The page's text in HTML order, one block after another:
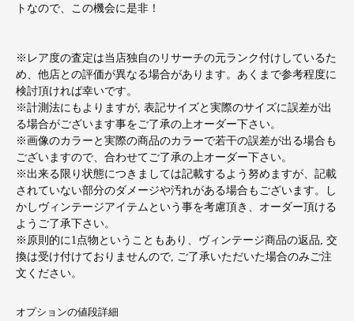
トなので、この機会に是非！
※レア度の査定は当店独自のリサーチの元ランク付けしているた
め、他店との評価が異なる場合があります。あくまで参考程度に
検討頂ければ幸いです。
※計測法にもよりますが, 表記サイズと実際のサイズに誤差が出
る場合がございます事をご了承の上オーダー下さい。
※画像のカラーと実際の商品のカラーで若干の誤差が出る場合も
ございますので、合わせてご了承の上オーダー下さい。
※出来る限り状態につきましては記載するよう努めますが、記載
されていない部分のダメージや汚れがある場合もございます。し
かしヴィンテージアイテムという事を考慮頂き、オーダー頂ける
ようご了承下さい。
※原則的に1点物ということもあり、ヴィンテージ商品の返品, 交
換は受け付けておりませんので, ご了承いただいた場合のみご注
文ください。
オプションの値段詳細